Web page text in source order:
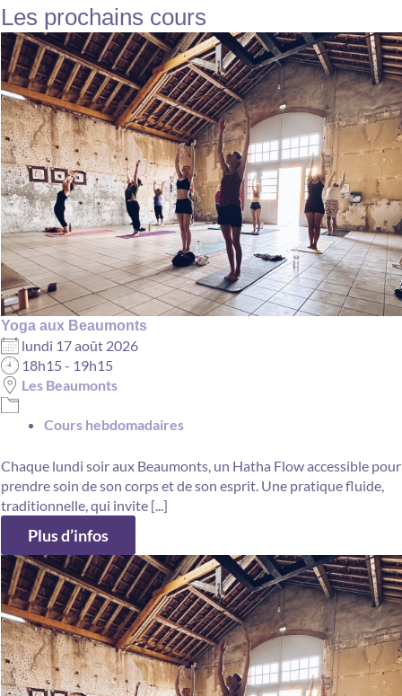
Les prochains cours
Yoga aux Beaumonts
lundi 17 août 2026
18h15 - 19h15
Les Beaumonts
Cours hebdomadaires
Chaque lundi soir aux Beaumonts, un Hatha Flow accessible pour
prendre soin de son corps et de son esprit. Une pratique fluide,
traditionnelle, qui invite [...]
Plus d’infos